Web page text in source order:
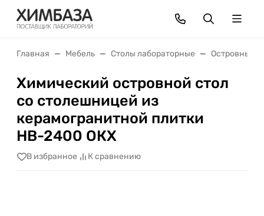
Главная Мебель Столы лабораторные Островные
Химический островной стол
со столешницей из
керамогранитной плитки
НВ-2400 ОКХ
В избранное К сравнению